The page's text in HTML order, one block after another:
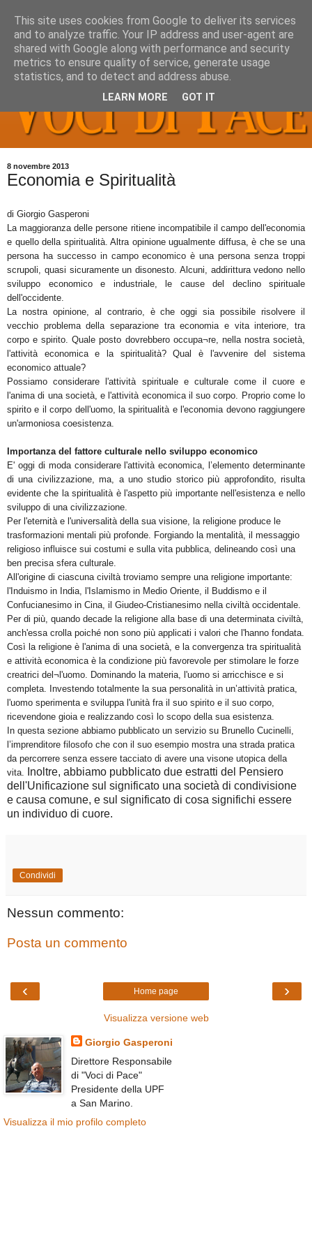
8 novembre 2013
Economia e Spiritualità
di Giorgio Gasperoni
La maggioranza delle persone ritiene incompatibile il campo dell'economia
e quello della spiritualità. Altra opinione ugualmente diffusa, è che se una
persona ha successo in campo economico è una persona senza troppi
scrupoli, quasi sicuramente un disonesto. Alcuni, addirittura vedono nello
sviluppo economico e industriale, le cause del declino spirituale
dell'occidente.
La nostra opinione, al contrario, è che oggi sia possibile risolvere il
vecchio problema della separazione tra economia e vita interiore, tra
corpo e spirito. Quale posto dovrebbero occupa¬re, nella nostra società,
l'attività economica e la spiritualità? Qual è l'avvenire del sistema
economico attuale?
Possiamo considerare l'attività spirituale e culturale come il cuore e
l'anima di una società, e l'attività economica il suo corpo. Proprio come lo
spirito e il corpo dell'uomo, la spiritualità e l'economia devono raggiungere
un'armoniosa coesistenza.
Importanza del fattore culturale nello sviluppo economico
E' oggi di moda considerare l'attività economica, l’elemento determinante
di una civilizzazione, ma, a uno studio storico più approfondito, risulta
evidente che la spiritualità è l'aspetto più importante nell'esistenza e nello
sviluppo di una civilizzazione.
Per l'eternità e l'universalità della sua visione, la religione produce le
trasformazioni mentali più profonde. Forgiando la mentalità, il messaggio
religioso influisce sui costumi e sulla vita pubblica, delineando così una
ben precisa sfera culturale.
All'origine di ciascuna civiltà troviamo sempre una religione importante:
l'Induismo in India, l'Islamismo in Medio Oriente, il Buddismo e il
Confucianesimo in Cina, il Giudeo-Cristianesimo nella civiltà occidentale.
Per di più, quando decade la religione alla base di una determinata civiltà,
anch'essa crolla poiché non sono più applicati i valori che l'hanno fondata.
Così la religione è l'anima di una società, e la convergenza tra spiritualità
e attività economica è la condizione più favorevole per stimolare le forze
creatrici del¬l'uomo. Dominando la materia, l'uomo si arricchisce e si
completa. Investendo totalmente la sua personalità in un’attività pratica,
l'uomo sperimenta e sviluppa l'unità fra il suo spirito e il suo corpo,
ricevendone gioia e realizzando così lo scopo della sua esistenza.
In questa sezione abbiamo pubblicato un servizio su Brunello Cucinelli,
l’imprenditore filosofo che con il suo esempio mostra una strada pratica
da percorrere senza essere tacciato di avere una visone utopica della
vita.
Inoltre, abbiamo pubblicato due estratti del Pensiero
dell'Unificazione sul significato una società di condivisione
e causa comune, e sul significato di cosa significhi essere
un individuo di cuore.
Condividi
Nessun commento:
Posta un commento
‹ ›
Home page
Visualizza versione web
Giorgio Gasperoni
Direttore Responsabile
di "Voci di Pace"
Presidente della UPF
a San Marino.
Visualizza il mio profilo completo
This site uses cookies from Google to deliver its services
and to analyze traffic. Your IP address and user-agent are
shared with Google along with performance and security
metrics to ensure quality of service, generate usage
statistics, and to detect and address abuse.
LEARN MORE GOT IT